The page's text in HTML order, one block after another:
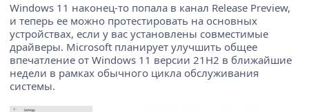
Windows 11 наконец-то попала в канал Release Preview,
и теперь ее можно протестировать на основных
устройствах, если у вас установлены совместимые
драйверы. Microsoft планирует улучшить общее
впечатление от Windows 11 версии 21H2 в ближайшие
недели в рамках обычного цикла обслуживания
системы.